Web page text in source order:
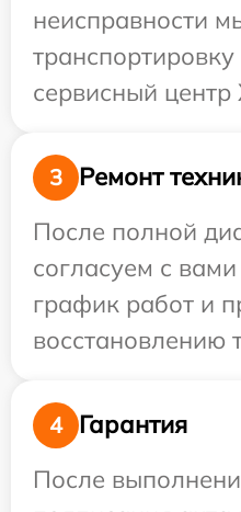
неисправности
сервисный центр
3
Ремонт
После полной
согласуем с
график работ и
восстановлению
4
Гарантия
После